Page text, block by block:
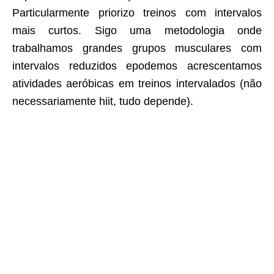
Particularmente priorizo treinos com intervalos
mais curtos. Sigo uma metodologia onde
trabalhamos grandes grupos musculares com
intervalos reduzidos epodemos acrescentamos
atividades aeróbicas em treinos intervalados (não
necessariamente hiit, tudo depende).